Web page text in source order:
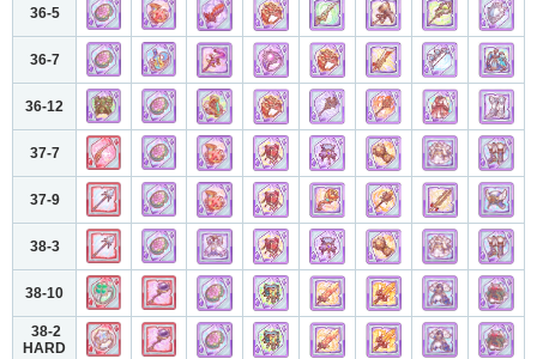
36-5
36-7
36-12
37-7
37-9
38-3
38-10
38-2
HARD